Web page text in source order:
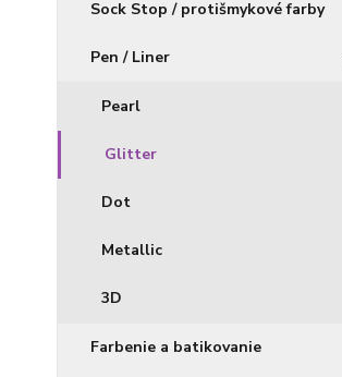
Sock Stop / protišmykové farby
Pen / Liner
Pearl
Glitter
Dot
Metallic
3D
Farbenie a batikovanie